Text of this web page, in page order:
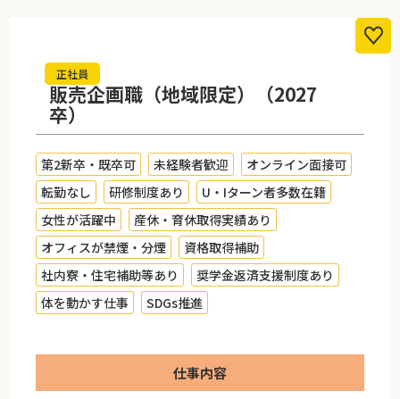
正社員
販売企画職（地域限定）（2027
卒）
第2新卒・既卒可 未経験者歓迎
オンライン面接可
転勤なし
研修制度あり
U・Iターン者多数在籍
女性が活躍中
産休・育休取得実績あり
オフィスが禁煙・分煙
資格取得補助
社内寮・住宅補助等あり
奨学金返済支援制度あり
体を動かす仕事
SDGs推進
仕事内容